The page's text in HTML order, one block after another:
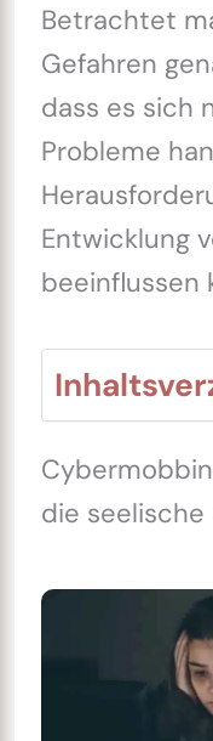
Betrachtet
Gefahren
dass es sich
Probleme
Entwicklung
beeinflussen
die